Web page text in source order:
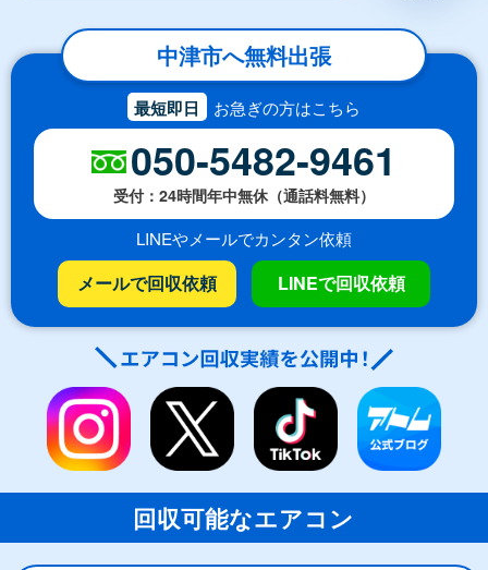
中津市へ無料出張
最短即日 お急ぎの方はこちら
050-5482-9461
受付：24時間年中無休（通話料無料）
LINEやメールでカンタン依頼
メールで回収依頼 LINEで回収依頼
回収可能なエアコン